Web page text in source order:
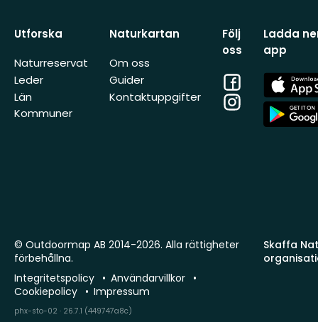
Utforska
Naturreservat
Leder
Län
Kommuner
Naturkartan
Om oss
Guider
Kontaktuppgifter
Följ
oss
Facebook
Instagram
Ladda
app
App
Store
App
Store
Skaffa
© Outdoormap AB 2014-2026. Alla rättigheter
förbehållna.
Integritetspolicy
Användarvillkor
Cookiepolicy
Impressum
phx-sto-02 · 26.7.1 (449747a8c)